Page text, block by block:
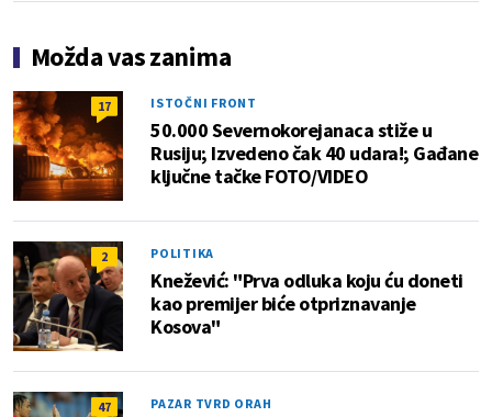
Možda vas zanima
17 ISTOČNI FRONT
50.000 Severnokorejanaca stiže u
Rusiju; Izvedeno čak 40 udara!; Gađane
ključne tačke FOTO/VIDEO
2 POLITIKA
Knežević: "Prva odluka koju ću doneti
kao premijer biće otpriznavanje
Kosova"
47 PAZAR TVRD ORAH